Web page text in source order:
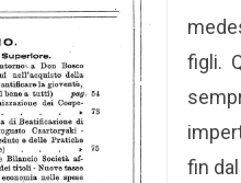
figli.
fin